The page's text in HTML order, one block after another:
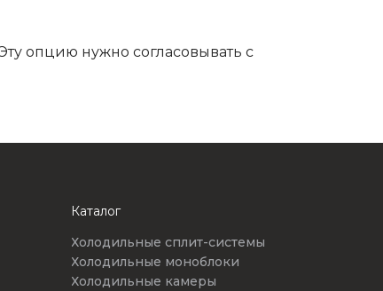
опцию нужно согласовывать с
Холодильные сплит-системы
Холодильные моноблоки
Холодильные камеры
Каталог